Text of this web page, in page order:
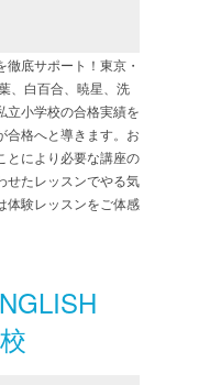
底サポート！東京・
、白百合、暁星、洗
立小学校の合格実績を
合格へと導きます。お
とにより必要な講座の
せたレッスンでやる気
体験レッスンをご体感